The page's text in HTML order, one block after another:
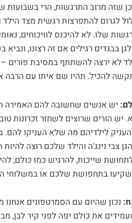
שזה מרוב התרגשות, הרי בשבועות
לגרום להתפרצות רגשית מצד
שלו. לא להיכנס לוויכוחים,
בבגדים רגילים אם זה רצונו,
לא ירצה להשתתף במסיבת פורים –
להכיל. תהיו שם איתו עם הרבה
יש אנשים שחשובה להם האמירה
יש הורים שרוצים לשחזר זכרונות
לילדיהם מה שלא העניקו להם.
לתחושת שייכות, להרגיש כמו כולם,
בתחפושת שלכם או במשלוחי
נכון שהיום עם הסמרטפונים
את כולם יפה לפני קיר לבן,